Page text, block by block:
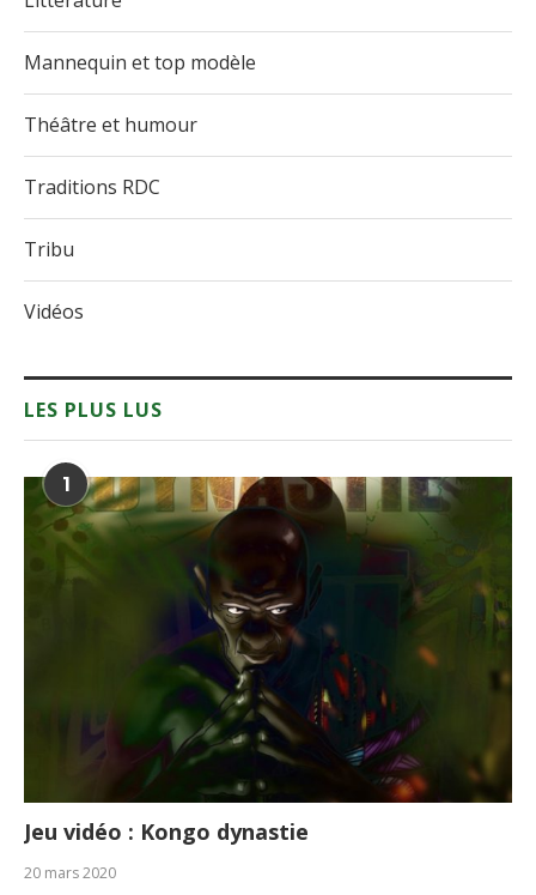
Mannequin et top modèle
Théâtre et humour
Traditions RDC
Tribu
Vidéos
LES PLUS LUS
1
Jeu vidéo : Kongo dynastie
20 mars 2020